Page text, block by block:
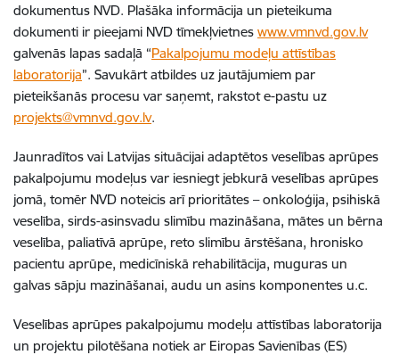
dokumentus NVD. Plašāka informācija un pieteikuma
dokumenti ir pieejami NVD tīmekļvietnes www.vmnvd.gov.lv
galvenās lapas sadaļā “Pakalpojumu modeļu attīstības
laboratorija”. Savukārt atbildes uz jautājumiem par
pieteikšanās procesu var saņemt, rakstot e-pastu uz
projekts@vmnvd.gov.lv.
Jaunradītos vai Latvijas situācijai adaptētos veselības aprūpes
pakalpojumu modeļus var iesniegt jebkurā veselības aprūpes
jomā, tomēr NVD noteicis arī prioritātes – onkoloģija, psihiskā
veselība, sirds-asinsvadu slimību mazināšana, mātes un bērna
veselība, paliatīvā aprūpe, reto slimību ārstēšana, hronisko
pacientu aprūpe, medicīniskā rehabilitācija, muguras un
galvas sāpju mazināšanai, audu un asins komponentes u.c.
Veselības aprūpes pakalpojumu modeļu attīstības laboratorija
un projektu pilotēšana notiek ar Eiropas Savienības (ES)